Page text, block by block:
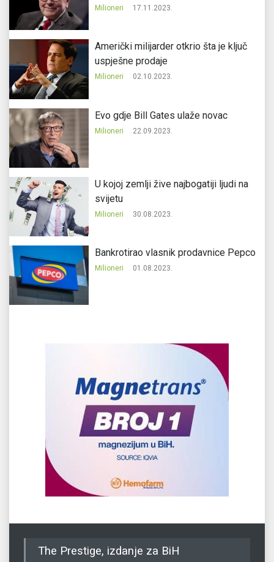
Milioneri 17.11.2023.
Američki milijarder otkrio šta je ključ
uspješne prodaje
Milioneri 02.10.2023.
Evo gdje Bill Gates ulaže novac
Milioneri 22.09.2023.
U kojoj zemlji žive najbogatiji ljudi na
svijetu
Milioneri 30.08.2023.
Bankrotirao vlasnik prodavnice Pepco
Milioneri 01.08.2023.
The Prestige, izdanje za BiH